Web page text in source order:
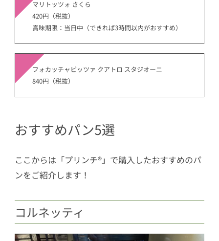
マリトッツォ さくら
420円（税抜）
賞味期限：当日中（できれば3時間以内がおすすめ）
フォカッチャピッツァ クアトロ スタジオーニ
840円（税抜）
おすすめパン5選
ここからは「プリンチ®︎」で購入したおすすめのパ
ンをご紹介します！
コルネッティ